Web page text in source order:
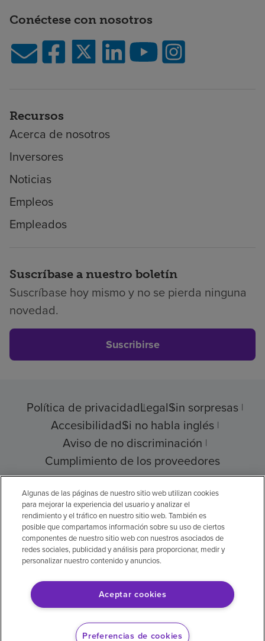
Conéctese con nosotros
Recursos
Acerca de nosotros
Inversores
Noticias
Empleos
Empleados
Suscríbase a nuestro boletín
Suscríbase hoy mismo y no se pierda ninguna
novedad.
Suscribirse
Política de privacidadLegalSin sorpresas
AccesibilidadSi no habla inglés
Aviso de no discriminación
Cumplimiento de los proveedores
© 2026 Encompass Health Corporation
Preferencias de cookies
Aviso legal: Se tradujo con la ayuda de
inteligencia artificial (IA). La versión en inglés
Algunas de las páginas de nuestro sitio web utilizan cookies
para mejorar la experiencia del usuario y analizar el
rendimiento y el tráfico en nuestro sitio web. También es
posible que compartamos información sobre su uso de ciertos
componentes de nuestro sitio web con nuestros asociados de
redes sociales, publicidad y análisis para proporcionar, medir y
personalizar nuestro contenido y anuncios.
Aceptar cookies
Preferencias de cookies